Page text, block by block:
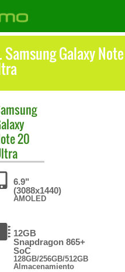
Samsung Galaxy Note
20
6.9"
(3088x1440)
AMOLED
12GB
Snapdragon 865+
SoC
128GB/256GB/512GB
Almacenamiento